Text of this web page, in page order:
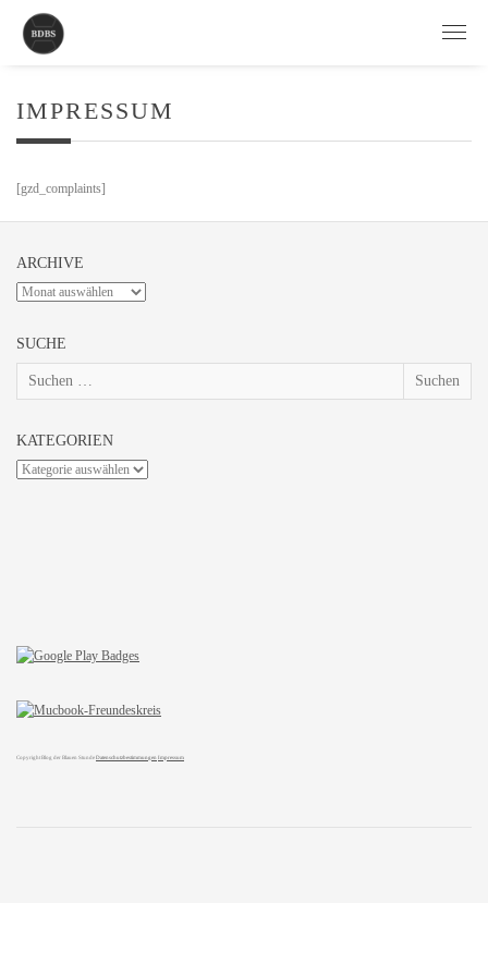
IMPRESSUM
[gzd_complaints]
ARCHIVE
Archive
SUCHE
Suche
nach:
KATEGORIEN
Kategorien
Copyright Blog der Blauen Stunde Datenschutzbestimmungen Impressum